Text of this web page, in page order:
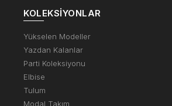
KOLEKSIYONLAR
Yükselen Modeller
Yazdan Kalanlar
Parti Koleksiyonu
Elbise
Tulum
Modal Takım